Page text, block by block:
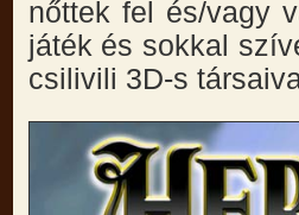
nőttek fel és/vagy
játék és sokkal
csilivili 3D-s